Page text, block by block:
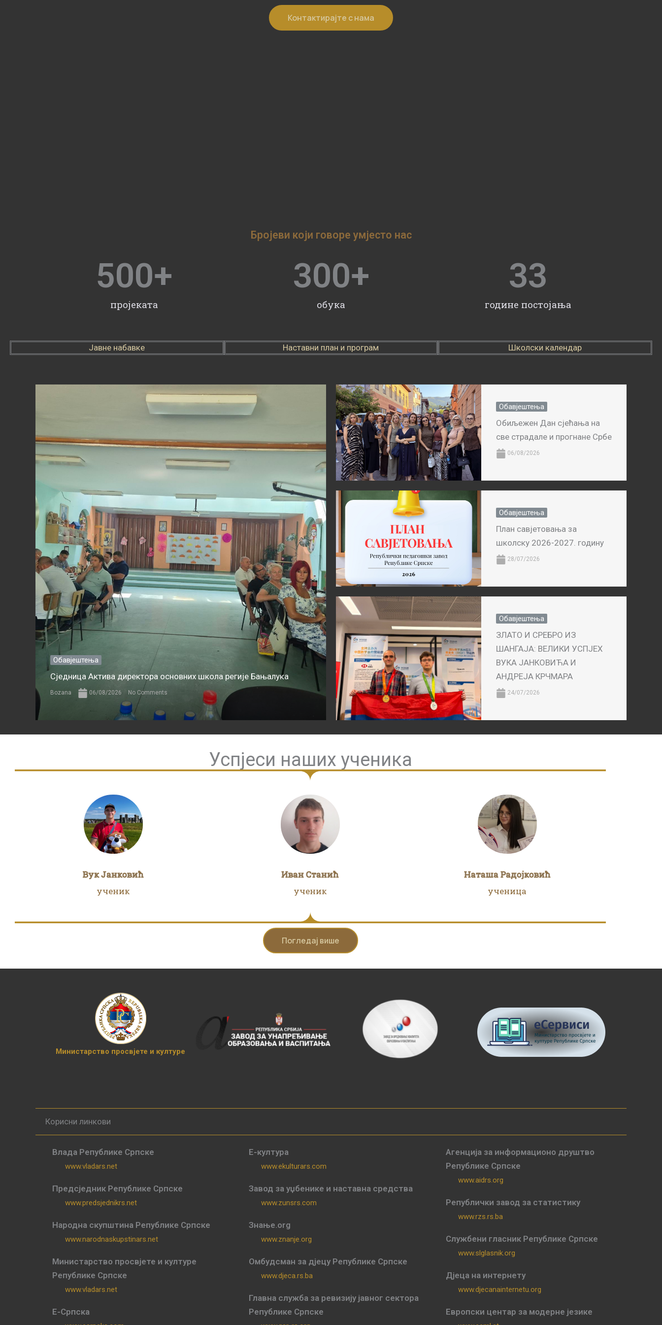
Контактирајте с нама
Бројеви који говоре умјесто нас
пројеката
500+
обука
300+
године постојања
33
Јавне набавке Наставни план и програм Школски календар
Обавјештења
Сједница Актива директора основних школа регије Бањалука
Bozana 06/08/2026 No Comments
Обавјештења
Обиљежен Дан сјећања на
све страдале и прогнане Србе
06/08/2026
Обавјештења
План савјетовања за
школску 2026-2027. годину
28/07/2026
Обавјештења
ЗЛАТО И СРЕБРО ИЗ
ШАНГАЈА: ВЕЛИКИ УСПЈЕХ
ВУКА ЈАНКОВИЋА И
АНДРЕЈА КРЧМАРА
24/07/2026
Успјеси наших ученика
Вук Јанковић
ученик
Иван Станић
ученик
Наташа Радојковић
ученица
Погледај више
Министарство просвјете и културе
Корисни линкови
Влада Републике Српске
www.vladars.net
Предсједник Републике Српске
www.predsjednikrs.net
Народна скупштина Републике Српске
www.narodnaskupstinars.net
Министарство просвјете и културе
Републике Српске
www.vladars.net
Е-Српска
Е-култура
www.ekulturars.com
Завод за уџбенике и наставна средства
www.zunsrs.com
Знање.org
www.znanje.org
Омбудсман за дјецу Републике Српске
www.djeca.rs.ba
Главна служба за ревизију јавног сектора
Републике Српске
Агенција за информационо друштво
Републике Српске
www.aidrs.org
Републички завод за статистику
www.rzs.rs.ba
Службени гласник Републике Српске
www.slglasnik.org
Дјеца на интернету
www.djecanainternetu.org
Европски центар за модерне језике